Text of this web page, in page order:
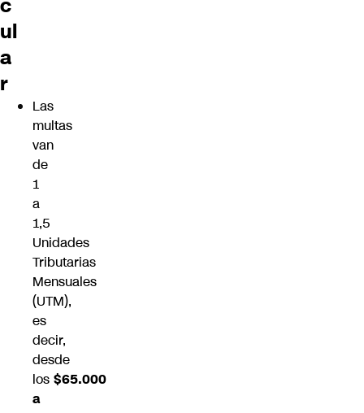
c
ul
a
r
Las
multas
van
de
1
a
1,5
Unidades
Tributarias
Mensuales
(UTM),
es
decir,
desde
los $65.000
a